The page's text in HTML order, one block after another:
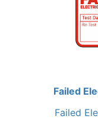
Failed
Failed